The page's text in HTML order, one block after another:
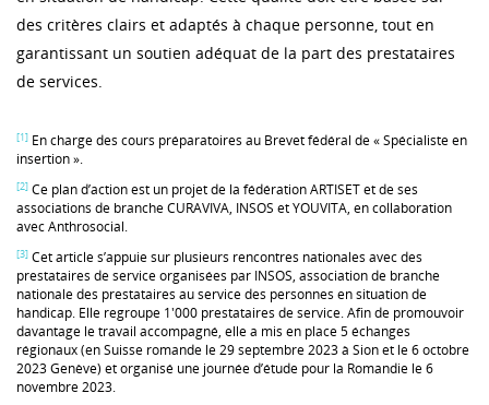
des critères clairs et adaptés à chaque personne, tout en
garantissant un soutien adéquat de la part des prestataires
de services.
[1] En charge des cours préparatoires au Brevet fédéral de « Spécialiste en
insertion ».
[2] Ce plan d’action est un projet de la fédération ARTISET et de ses
associations de branche CURAVIVA, INSOS et YOUVITA, en collaboration
avec Anthrosocial.
[3] Cet article s’appuie sur plusieurs rencontres nationales avec des
prestataires de service organisées par INSOS, association de branche
nationale des prestataires au service des personnes en situation de
handicap. Elle regroupe 1'000 prestataires de service. Afin de promouvoir
davantage le travail accompagné, elle a mis en place 5 échanges
régionaux (en Suisse romande le 29 septembre 2023 à Sion et le 6 octobre
2023 Genève) et organisé une journée d’étude pour la Romandie le 6
novembre 2023.